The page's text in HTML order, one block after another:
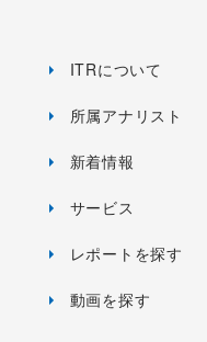
ITRについて
所属アナリスト
新着情報
サービス
レポートを探す
動画を探す